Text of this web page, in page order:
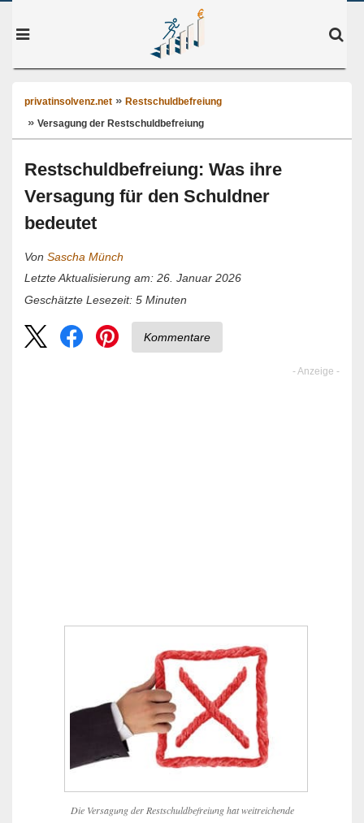
privatinsolvenz.net
Restschuldbefreiung
Versagung der Restschuldbefreiung
Restschuldbefreiung: Was ihre
Versagung für den Schuldner
bedeutet
Von Sascha Münch
Letzte Aktualisierung am: 26. Januar 2026
Geschätzte Lesezeit: 5 Minuten
Kommentare
Die Versagung der Restschuldbefreiung hat weitreichende